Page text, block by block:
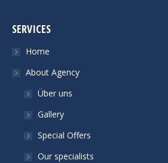
SERVICES
Home
About Agency
Über uns
Gallery
Special Offers
Our specialists